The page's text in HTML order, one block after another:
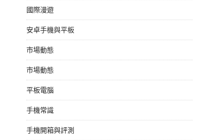
國際漫遊
安卓手機與平板
市場動態
市場動態
平板電腦
手機常識
手機開箱與評測